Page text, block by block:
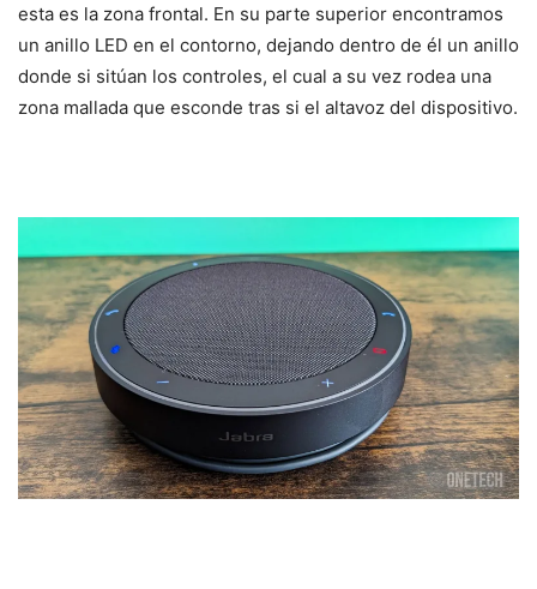
esta es la zona frontal. En su parte superior encontramos
un anillo LED en el contorno, dejando dentro de él un anillo
donde si sitúan los controles, el cual a su vez rodea una
zona mallada que esconde tras si el altavoz del dispositivo.